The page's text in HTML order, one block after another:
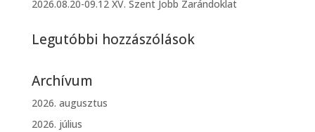
2026.08.20-09.12 XV. Szent Jobb Zarándoklat
Legutóbbi hozzászólások
Archívum
2026. augusztus
2026. július